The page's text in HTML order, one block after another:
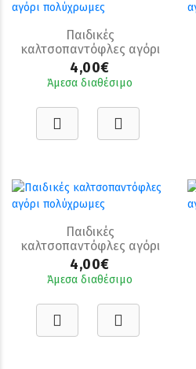
Παιδικές
καλτσοπαντόφλες αγόρι
πολύχρωμες
4,00€
Άμεσα διαθέσιμο
Παιδικές
καλτσοπαντόφλες αγόρι
πολύχρωμες
4,00€
Άμεσα διαθέσιμο